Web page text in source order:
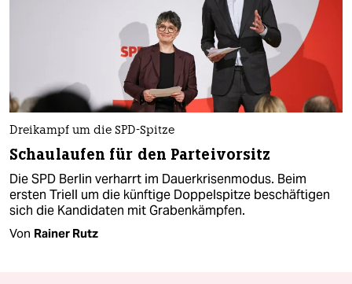
Dreikampf um die SPD-Spitze
Schaulaufen für den Parteivorsitz
Die SPD Berlin verharrt im Dauerkrisenmodus. Beim
ersten Triell um die künftige Doppelspitze beschäftigen
sich die Kan­di­da­ten mit Grabenkämpfen.
Von Rainer Rutz